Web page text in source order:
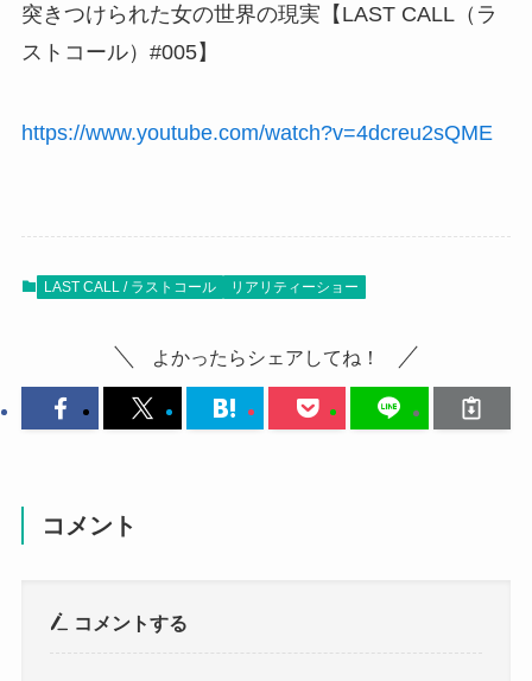
突きつけられた女の世界の現実【LAST CALL（ラ
ストコール）#005】
https://www.youtube.com/watch?v=4dcreu2sQME
LAST CALL / ラストコール リアリティーショー
よかったらシェアしてね！
コメント
コメントする